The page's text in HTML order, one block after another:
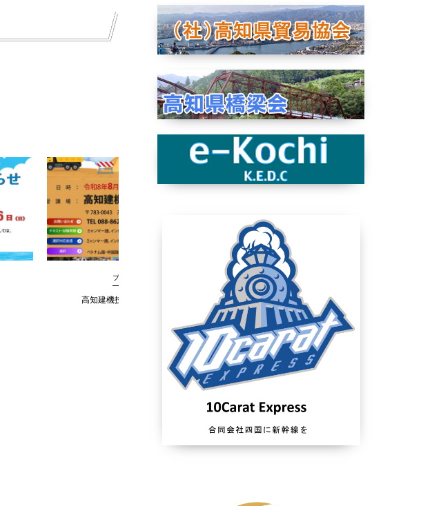
ブログ
高知建機技能センター
ブログ
ラジオ体操優良団体等表彰